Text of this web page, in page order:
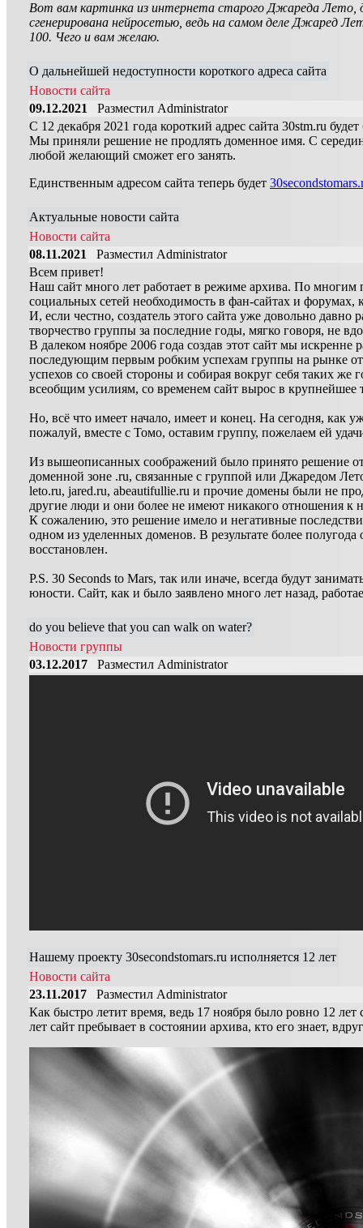
Вот вам картинка из интернета старого Джареда Лето,
сгенерирована нейросетью, ведь на самом деле Джаред
100. Чего и вам желаю.
О дальнейшей недоступности короткого адреса сайта
Новости сайта
09.12.2021
Разместил Administrator
С 12 декабря 2021 года короткий адрес сайта 30stm.ru
Мы приняли решение не продлять доменное имя. С
любой желающий сможет его занять.
Единственным адресом сайта теперь будет
Актуальные новости сайта
Новости сайта
08.11.2021
Разместил Administrator
Всем привет!
Наш сайт много лет работает в режиме архива. По
социальных сетей необходимость в фан-сайтах и форумах,
И, если честно, создатель этого сайта уже довольно давно
творчество группы за последние годы, мягко говоря, не
В далеком ноябре 2006 года создав этот сайт мы
последующим первым робким успехам группы на рынке
успехов со своей стороны и собирая вокруг себя таких
всеобщим усилиям, со временем сайт вырос в крупнейшее
Но, всё что имеет начало, имеет и конец. На сегодня, как
пожалуй, вместе с Томо, оставим группу, пожелаем ей
Из вышеописанных соображений было принято решение
доменной зоне .ru, связанные с группой или Джаредом
leto.ru, jared.ru, abeautifullie.ru и прочие домены были не
другие люди и они более не имеют никакого отношения к
К сожалению, это решение имело и негативные
одном из уделенных доменов. В результате более
восстановлен.
P.S. 30 Seconds to Mars, так или иначе, всегда будут
юности. Сайт, как и было заявлено много лет назад,
do you believe that you can walk on water?
Новости группы
03.12.2017 Разместил Administrator
Нашему проекту 30secondstomars.ru исполняется 12 лет
Новости сайта
23.11.2017 Разместил Administrator
Как быстро летит время, ведь 17 ноября было ровно 12 лет
лет сайт пребывает в состоянии архива, кто его знает,